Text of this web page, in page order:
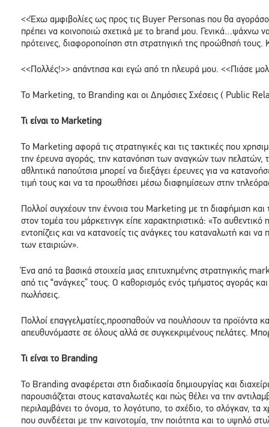
<<Έχω αμφιβολίες ως προς τις Buyer Personas που θα
πρέπει να κοινοποιώ σχετικά με το brand μου. Γενικά…ψάχνω
πρότεινες, διαφοροποίηση στη στρατηγική της προώθησή τους.
<<Πολλές!>> απάντησα και εγώ από τη πλευρά μου. <<Πιάσε
To Marketing, το Βranding και οι Δημόσιες Σχέσεις ( Public
Τι είναι το Marketing
Το Marketing αφορά τις στρατηγικές και τις τακτικές που
την έρευνα αγοράς, την κατανόηση των αναγκών των πελατών,
αθλητικά παπούτσια μπορεί να διεξάγει έρευνες για να
τιμή τους και να τα προωθήσει μέσω διαφημίσεων στην
Πολλοί συγχέουν την έννοια του Marketing με τη διαφήμιση
στον τομέα του μάρκετινγκ είπε χαρακτηριστικά: «Το
εντοπίζεις και να κατανοείς τις ανάγκες του καταναλωτή και
των εταιριών».
Ένα από τα βασικά στοιχεία μιας επιτυχημένης στρατηγικής
από τις “ανάγκες” τους. O καθορισμός ενός τμήματος αγοράς
πωλήσεις.
Πολλοί επαγγελματίες,προσπαθούν να πουλήσουν τα προϊόντα
απευθυνόμαστε σε όλους αλλά σε συγκεκριμένους πελάτες.
Τι είναι το Branding
Το Branding αναφέρεται στη διαδικασία δημιουργίας και
παρουσιάζεται στους καταναλωτές και πώς θέλει να την
περιλαμβάνει το όνομα, το λογότυπο, το σχέδιο, το σλόγκαν, τα
που συνδέεται με την καινοτομία, την ποιότητα και το υψηλό